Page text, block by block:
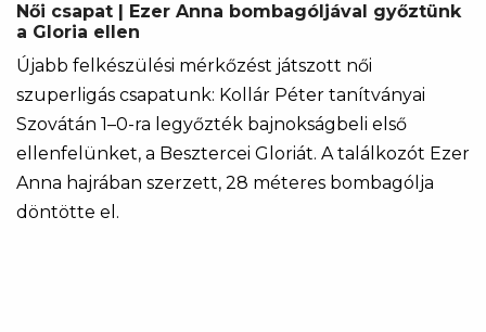
Női csapat | Ezer Anna bombagóljával győztünk
a Gloria ellen
Újabb felkészülési mérkőzést játszott női
szuperligás csapatunk: Kollár Péter tanítványai
Szovátán 1–0-ra legyőzték bajnokságbeli első
ellenfelünket, a Besztercei Gloriát. A találkozót Ezer
Anna hajrában szerzett, 28 méteres bombagólja
döntötte el.